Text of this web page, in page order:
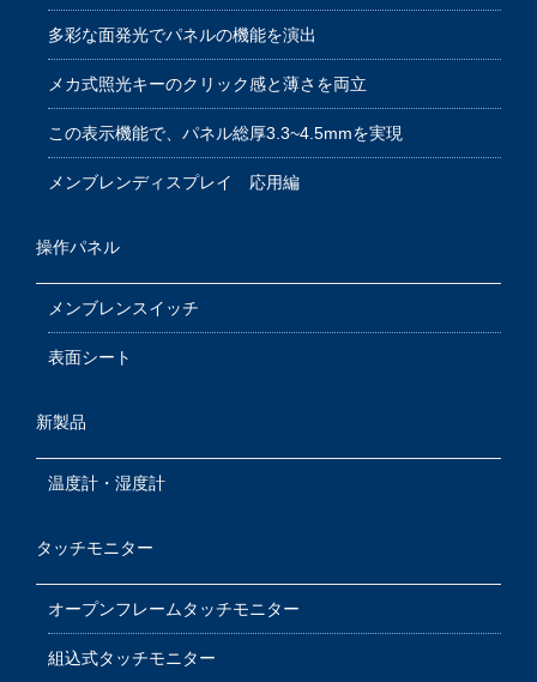
多彩な面発光でパネルの機能を演出
メカ式照光キーのクリック感と薄さを両立
この表示機能で、パネル総厚3.3~4.5mmを実現
メンブレンディスプレイ 応用編
操作パネル
メンブレンスイッチ
表面シート
新製品
温度計・湿度計
タッチモニター
オープンフレームタッチモニター
組込式タッチモニター